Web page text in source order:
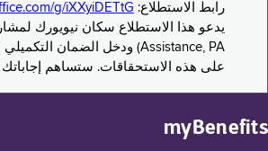
رابط الاستطلاع: g/iXXyiDETtG
على هذه الاستحقاقات. ستساهم إجاباتك
myBenefits